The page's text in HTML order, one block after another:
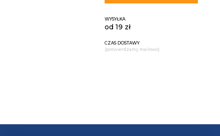
WYSYŁKA
od 19 zł
CZAS DOSTAWY
(potwierdzamy mailowo)